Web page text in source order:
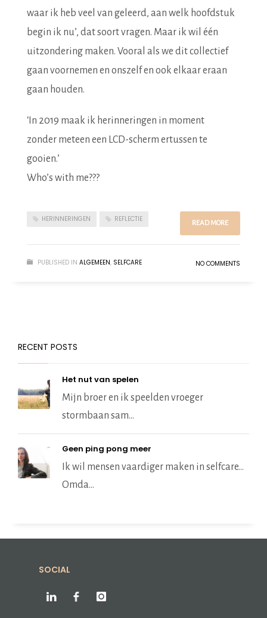
waar ik heb veel van geleerd, aan welk hoofdstuk
begin ik nu’, dat soort vragen. Maar ik wil één
uitzondering maken. Vooral als we dit collectief
gaan voornemen en onszelf en ook elkaar eraan
gaan houden.
‘In 2019 maak ik herinneringen in moment
zonder meteen een LCD-scherm ertussen te
gooien.’
Who’s with me???
HERINNERINGEN REFLECTIE READ MORE
PUBLISHED IN ALGEMEEN, SELFCARE NO COMMENTS
RECENT POSTS
Het nut van spelen
Mijn broer en ik speelden vroeger
stormbaan sam...
Geen ping pong meer
Ik wil mensen vaardiger maken in selfcare…
Omda...
SOCIAL